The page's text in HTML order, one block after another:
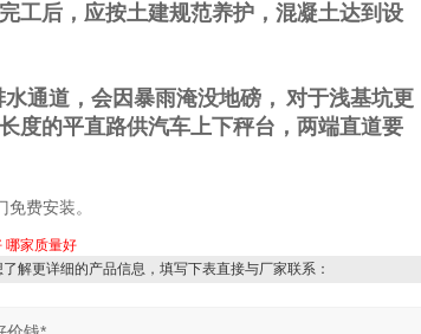
工后，应按土建规范养护，混凝土达到设
通道，会因暴雨淹没地磅， 对于浅基坑更
度的平直路供汽车上下秤台，两端直道要
费安装。
哪家质量好
解更详细的产品信息，填写下表直接与厂家联系：